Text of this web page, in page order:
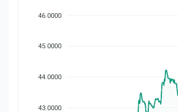
46.0000
45.0000
44.0000
43.0000